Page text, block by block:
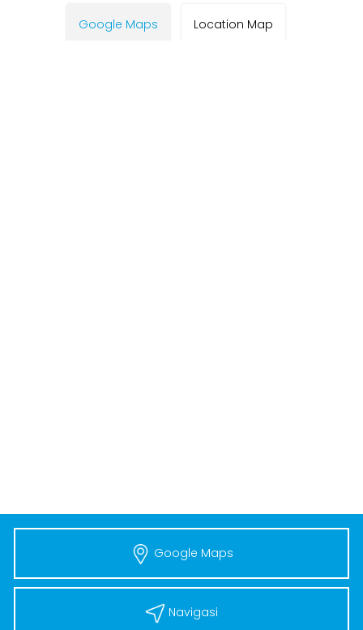
Google Maps Location Map
Google Maps
Navigasi